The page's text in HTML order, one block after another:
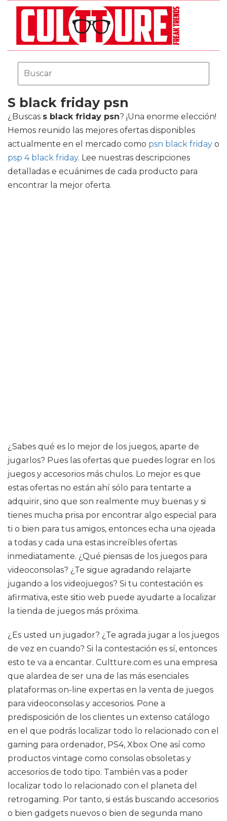
S black friday psn
¿Buscas s black friday psn? ¡Una enorme elección!
Hemos reunido las mejores ofertas disponibles
actualmente en el mercado como psn black friday o
psp 4 black friday. Lee nuestras descripciones
detalladas e ecuánimes de cada producto para
encontrar la mejor oferta.
¿Sabes qué es lo mejor de los juegos, aparte de
jugarlos? Pues las ofertas que puedes lograr en los
juegos y accesorios más chulos. Lo mejor es que
estas ofertas no están ahí sólo para tentarte a
adquirir, sino que son realmente muy buenas y si
tienes mucha prisa por encontrar algo especial para
ti o bien para tus amigos, entonces echa una ojeada
a todas y cada una estas increíbles ofertas
inmediatamente. ¿Qué piensas de los juegos para
videoconsolas? ¿Te sigue agradando relajarte
jugando a los videojuegos? Si tu contestación es
afirmativa, este sitio web puede ayudarte a localizar
la tienda de juegos más próxima.
¿Es usted un jugador? ¿Te agrada jugar a los juegos
de vez en cuando? Si la contestación es sí, entonces
esto te va a encantar. Cultture.com es una empresa
que alardea de ser una de las más esenciales
plataformas on-line expertas en la venta de juegos
para videoconsolas y accesorios. Pone a
predisposición de los clientes un extenso catálogo
en el que podrás localizar todo lo relacionado con el
gaming para ordenador, PS4, Xbox One así como
productos vintage como consolas obsoletas y
accesorios de todo tipo. También vas a poder
localizar todo lo relacionado con el planeta del
retrogaming. Por tanto, si estás buscando accesorios
o bien gadgets nuevos o bien de segunda mano